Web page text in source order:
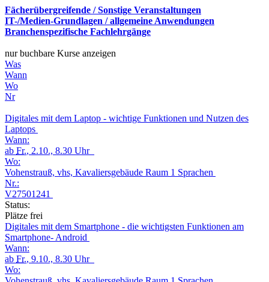
Fächerübergreifende / Sonstige Veranstaltungen
IT-/Medien-Grundlagen / allgemeine Anwendungen
Branchenspezifische Fachlehrgänge
nur buchbare Kurse anzeigen
Was
Wann
Wo
Nr
Digitales mit dem Laptop - wichtige Funktionen und Nutzen des
Laptops
Wann:
ab Fr., 2.10., 8.30 Uhr
Wo:
Vohenstrauß, vhs, Kavaliersgebäude Raum 1 Sprachen
Nr.:
V27501241
Status:
Plätze frei
Digitales mit dem Smartphone - die wichtigsten Funktionen am
Smartphone- Android
Wann:
ab Fr., 9.10., 8.30 Uhr
Wo: